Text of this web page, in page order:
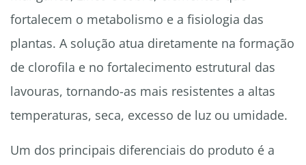
fortalecem o metabolismo e a fisiologia das
plantas. A solução atua diretamente na formação
de clorofila e no fortalecimento estrutural das
lavouras, tornando-as mais resistentes a altas
temperaturas, seca, excesso de luz ou umidade.
Um dos principais diferenciais do produto é a